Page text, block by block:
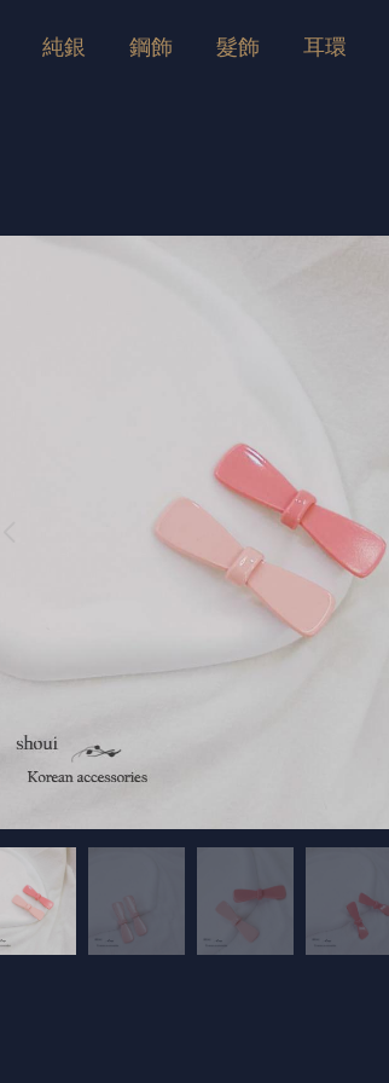
純銀 鋼飾 髮飾 耳環